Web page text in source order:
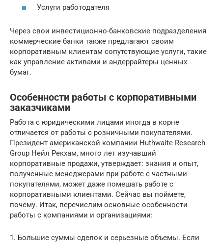
Услуги работодателя
Через свои инвестиционно-банковские подразделения
коммерческие банки также предлагают своим
корпоративным клиентам сопутствующие услуги, такие
как управление активами и андеррайтеры ценных
бумаг.
Особенности работы с корпоративными
заказчиками
Работа с юридическими лицами иногда в корне
отличается от работы с розничными покупателями.
Президент американской компании Huthwaite Research
Group Нейл Рекхам, много лет изучавший
корпоративные продажи, утверждает: знания и опыт,
полученные менеджерами при работе с частными
покупателями, может даже помешать работе с
корпоративными клиентами. Сейчас вы поймете,
почему. Итак, перечислим основные особенности
работы с компаниями и организациями:
1. Большие суммы сделок и серьезные объемы. Если